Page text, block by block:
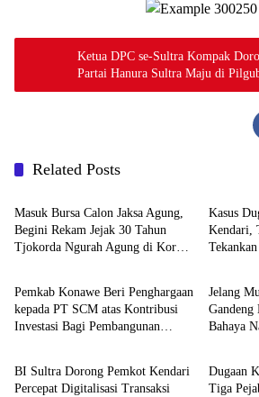
Ketua DPC se-Sultra Kompak
Partai Hanura Sultra Maju di
Related Posts
News
Masuk Bursa Calon Jaksa Agung,
Begini Rekam Jejak 30 Tahun
Tjokorda Ngurah Agung di Korps
Kasus
Kendari,
News
Pemkab Konawe Beri Penghargaan
kepada PT SCM atas Kontribusi
Investasi Bagi Pembangunan
News
Jelang
Gandeng
Bahaya
News
BI Sultra Dorong Pemkot Kendari
Percepat Digitalisasi Transaksi
News
Dugaan
Tiga